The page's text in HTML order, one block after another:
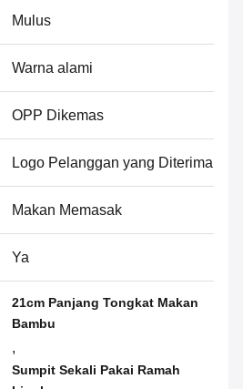
Mulus
Warna alami
OPP Dikemas
Logo Pelanggan yang Diterima
Makan Memasak
Ya
21cm Panjang Tongkat Makan
Bambu
,
Sumpit Sekali Pakai Ramah